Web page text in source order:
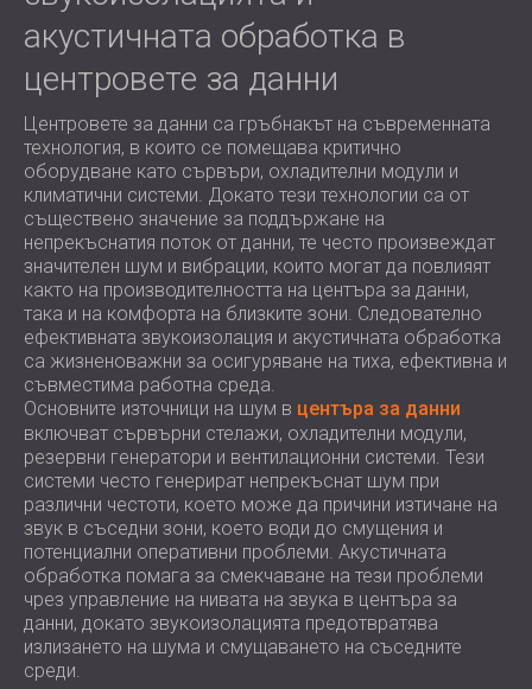
акустичната обработка в
центровете за данни
Центровете за данни са гръбнакът на съвременната
технология, в които се помещава критично
оборудване като сървъри, охладителни модули и
климатични системи. Докато тези технологии са от
съществено значение за поддържане на
непрекъснатия поток от данни, те често произвеждат
значителен шум и вибрации, които могат да повлияят
както на производителността на центъра за данни,
така и на комфорта на близките зони. Следователно
ефективната звукоизолация и акустичната обработка
са жизненоважни за осигуряване на тиха, ефективна и
съвместима работна среда.
Основните източници на шум в центъра за данни
включват сървърни стелажи, охладителни модули,
резервни генератори и вентилационни системи. Тези
системи често генерират непрекъснат шум при
различни честоти, което може да причини изтичане на
звук в съседни зони, което води до смущения и
потенциални оперативни проблеми. Акустичната
обработка помага за смекчаване на тези проблеми
чрез управление на нивата на звука в центъра за
данни, докато звукоизолацията предотвратява
излизането на шума и смущаването на съседните
среди.